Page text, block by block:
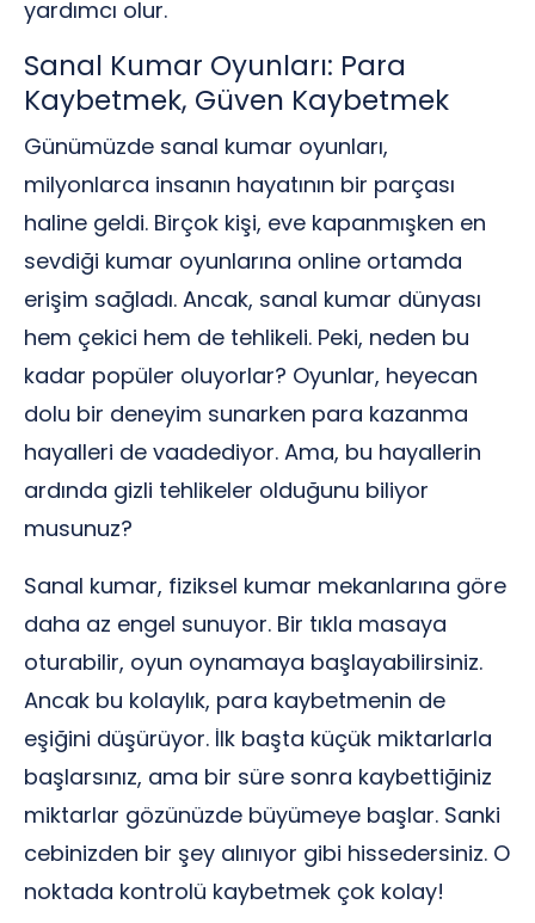
yardımcı olur.
Sanal Kumar Oyunları: Para
Kaybetmek, Güven Kaybetmek
Günümüzde sanal kumar oyunları,
milyonlarca insanın hayatının bir parçası
haline geldi. Birçok kişi, eve kapanmışken en
sevdiği kumar oyunlarına online ortamda
erişim sağladı. Ancak, sanal kumar dünyası
hem çekici hem de tehlikeli. Peki, neden bu
kadar popüler oluyorlar? Oyunlar, heyecan
dolu bir deneyim sunarken para kazanma
hayalleri de vaadediyor. Ama, bu hayallerin
ardında gizli tehlikeler olduğunu biliyor
musunuz?
Sanal kumar, fiziksel kumar mekanlarına göre
daha az engel sunuyor. Bir tıkla masaya
oturabilir, oyun oynamaya başlayabilirsiniz.
Ancak bu kolaylık, para kaybetmenin de
eşiğini düşürüyor. İlk başta küçük miktarlarla
başlarsınız, ama bir süre sonra kaybettiğiniz
miktarlar gözünüzde büyümeye başlar. Sanki
cebinizden bir şey alınıyor gibi hissedersiniz. O
noktada kontrolü kaybetmek çok kolay!